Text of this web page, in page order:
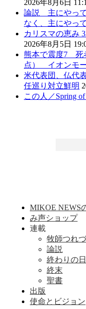
2026年8月6日
論説 主にやっ
なく、主にやっ
カリスマの恵み
2026年8月5日
熊本で震度7 死
点） イオンモ
米代表団、仏代
任巡り対立鮮明
この人／Spring
MIKOE NEWS
み声ショップ
連載
牧師つれ
論説
終わりの
終末
聖書
出版
使命とビジョン